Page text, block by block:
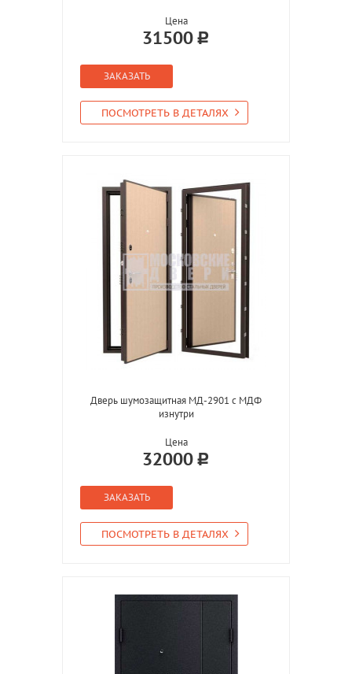
Цена
31500
ЗАКАЗАТЬ
ПОСМОТРЕТЬ В ДЕТАЛЯХ
Дверь шумозащитная МД-2901 с МДФ
изнутри
Цена
32000
ЗАКАЗАТЬ
ПОСМОТРЕТЬ В ДЕТАЛЯХ